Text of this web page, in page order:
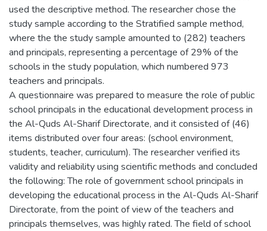
used the descriptive method. The researcher chose the
study sample according to the Stratified sample method,
where the the study sample amounted to (282) teachers
and principals, representing a percentage of 29% of the
schools in the study population, which numbered 973
teachers and principals.
A questionnaire was prepared to measure the role of public
school principals in the educational development process in
the Al-Quds Al-Sharif Directorate, and it consisted of (46)
items distributed over four areas: (school environment,
students, teacher, curriculum). The researcher verified its
validity and reliability using scientific methods and concluded
the following: The role of government school principals in
developing the educational process in the Al-Quds Al-Sharif
Directorate, from the point of view of the teachers and
principals themselves, was highly rated. The field of school